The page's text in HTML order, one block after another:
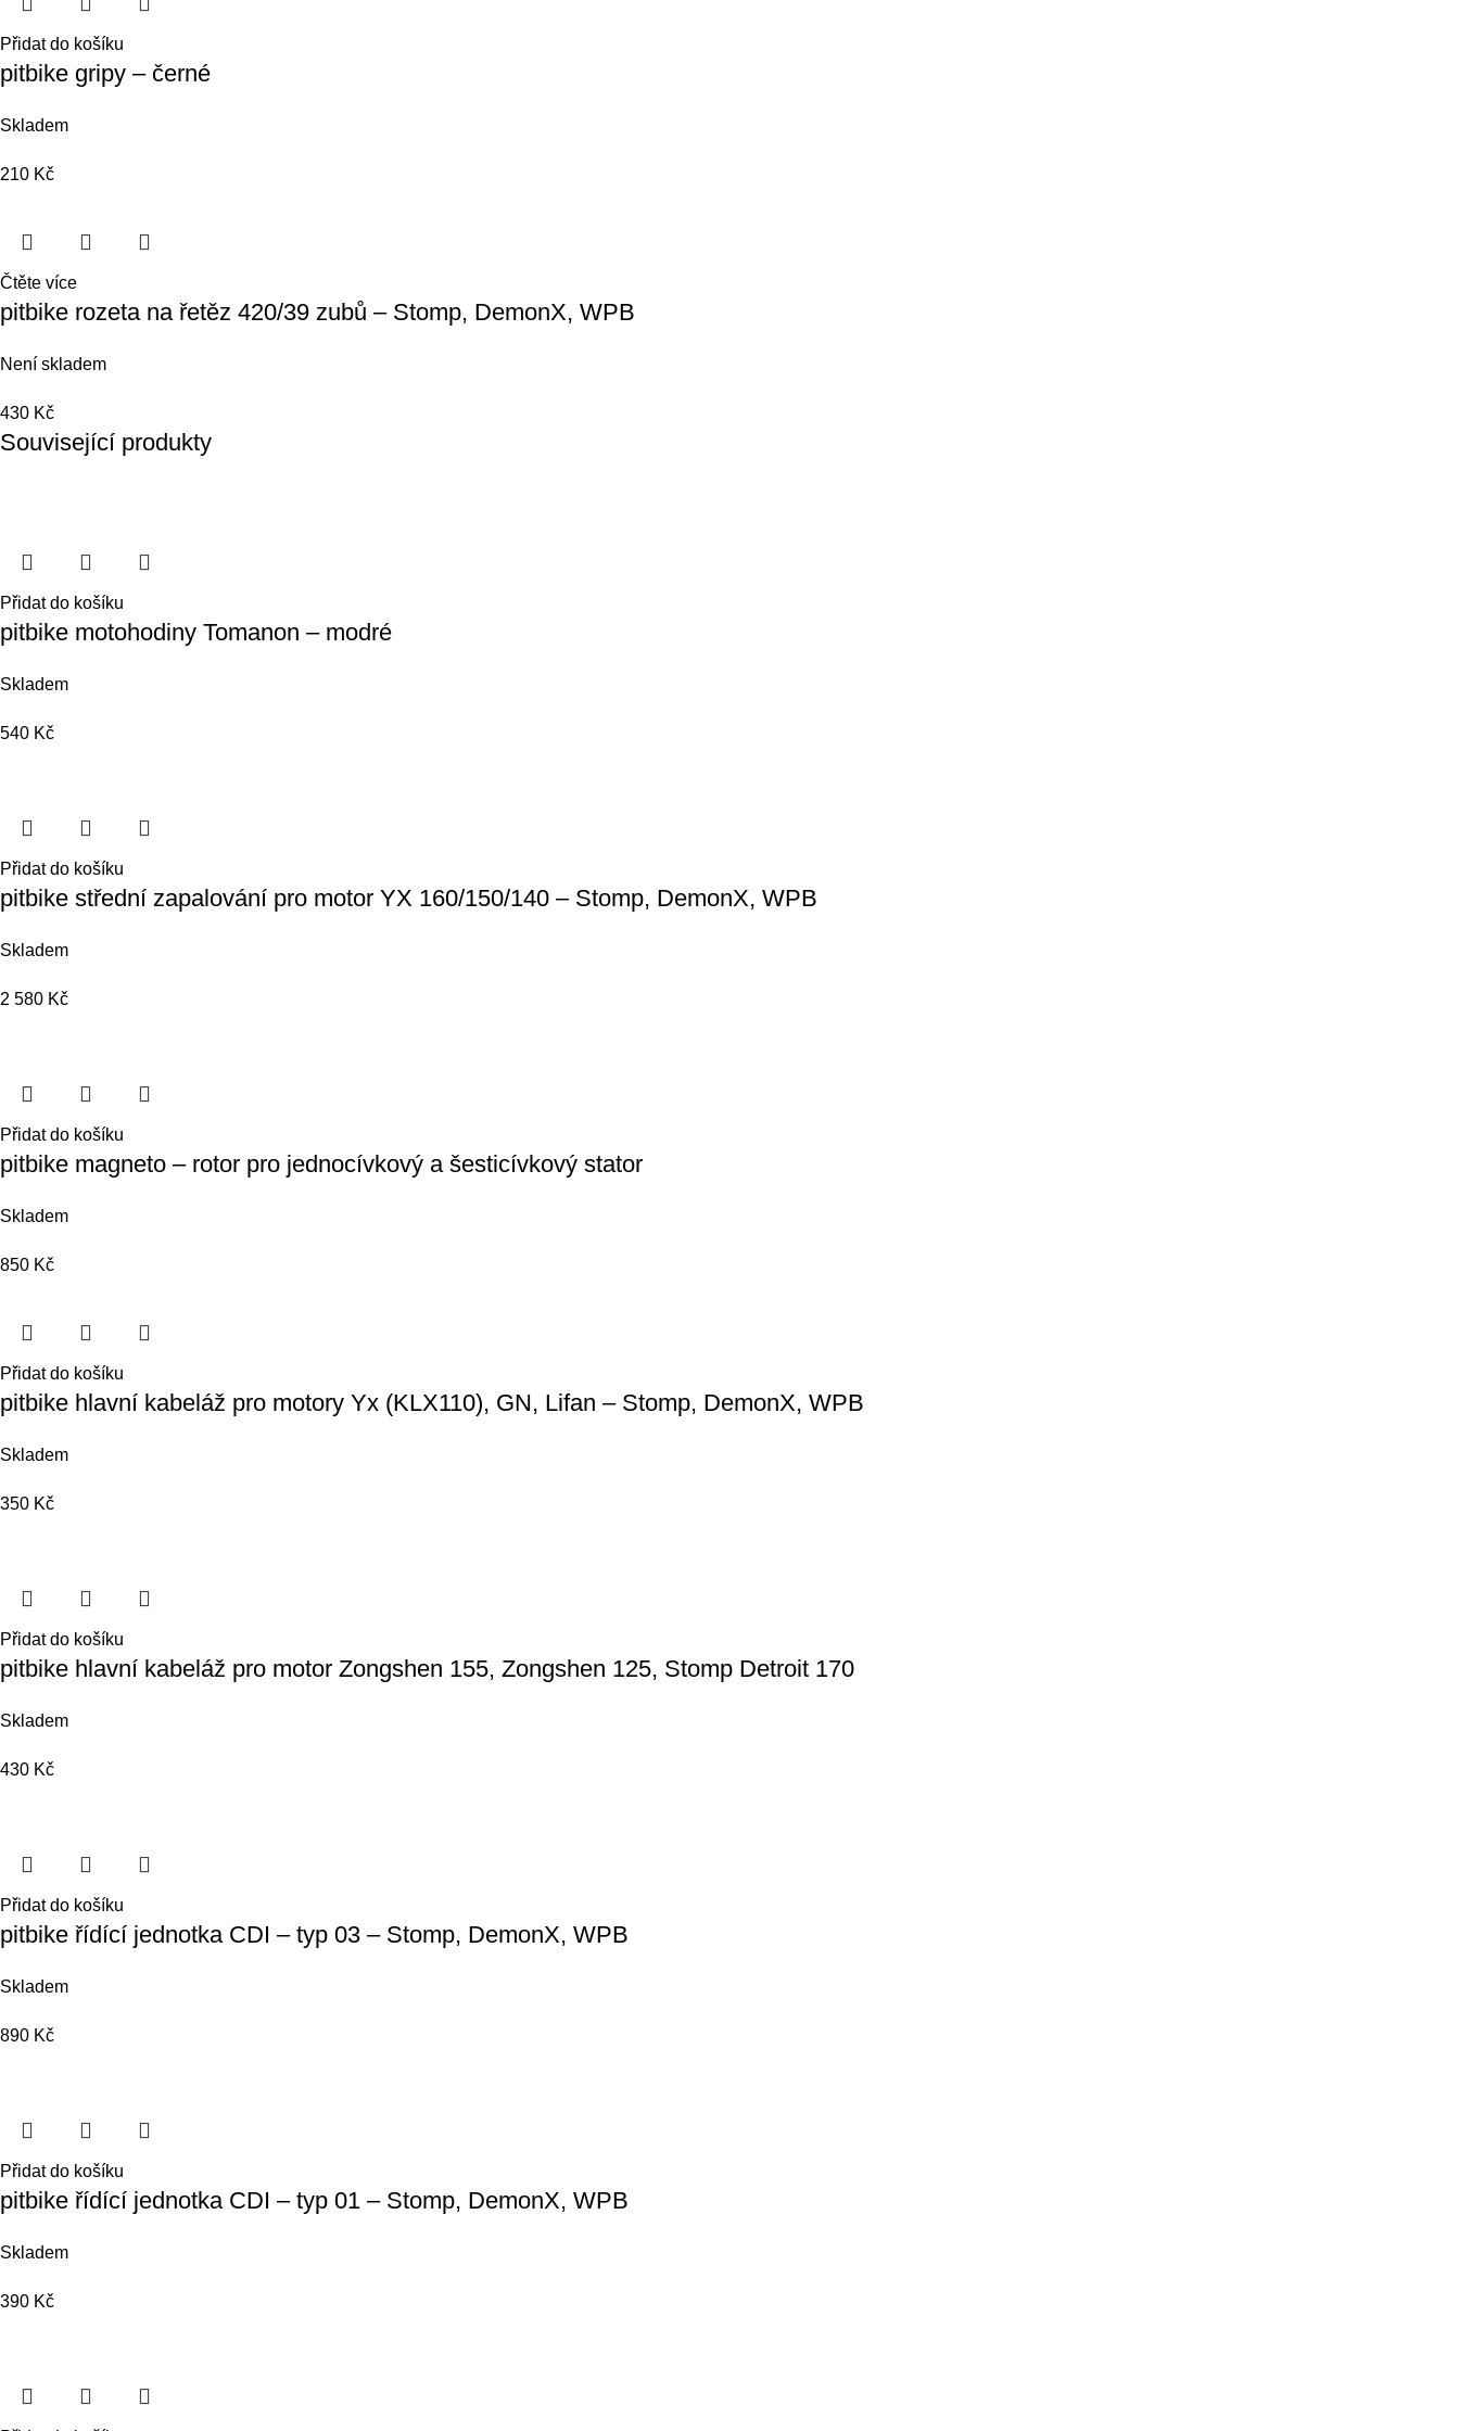
Přidat do košíku
pitbike gripy – černé
Skladem
210 Kč
Čtěte více
pitbike rozeta na řetěz 420/39 zubů – Stomp, DemonX, WPB
Není skladem
430 Kč
Související produkty
Přidat do košíku
pitbike motohodiny Tomanon – modré
Skladem
540 Kč
Přidat do košíku
pitbike střední zapalování pro motor YX 160/150/140 – Stomp, DemonX, WPB
Skladem
2 580 Kč
Přidat do košíku
pitbike magneto – rotor pro jednocívkový a šesticívkový stator
Skladem
850 Kč
Přidat do košíku
pitbike hlavní kabeláž pro motory Yx (KLX110), GN, Lifan – Stomp, DemonX, WPB
Skladem
350 Kč
Přidat do košíku
pitbike hlavní kabeláž pro motor Zongshen 155, Zongshen 125, Stomp Detroit 170
Skladem
430 Kč
Přidat do košíku
pitbike řídící jednotka CDI – typ 03 – Stomp, DemonX, WPB
Skladem
890 Kč
Přidat do košíku
pitbike řídící jednotka CDI – typ 01 – Stomp, DemonX, WPB
Skladem
390 Kč